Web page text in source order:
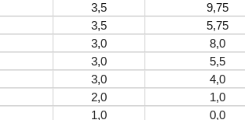
3,5
9,75
3,5
5,75
3,0
8,0
3,0
5,5
3,0
4,0
2,0
1,0
1,0
0,0